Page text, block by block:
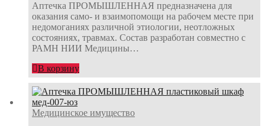
Аптечка ПРОМЫШЛЕННАЯ предназначена для
оказания само- и взаимопомощи на рабочем месте при
недомоганиях различной этиологии, неотложных
состояниях, травмах. Состав разработан совместно с
РАМН НИИ Медицины…
В корзину
Медицинское имущество